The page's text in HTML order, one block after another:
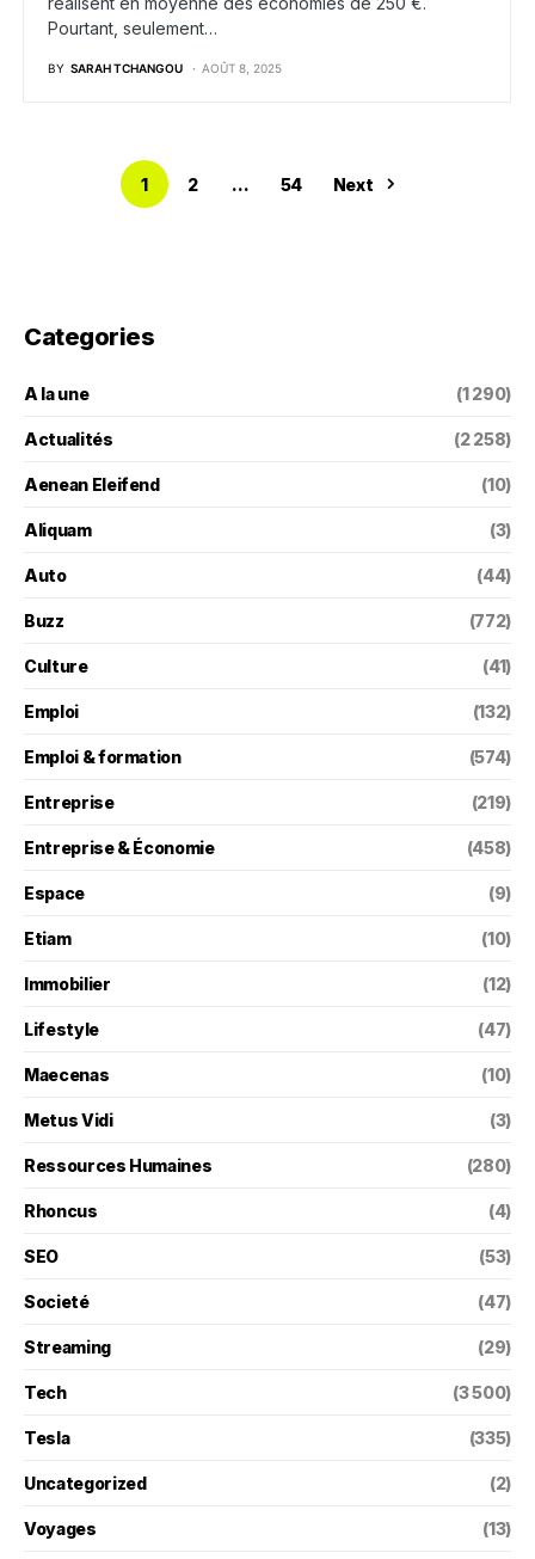
Pourtant, seulement…
BY SARAH TCHANGOU AOÛT 8, 2025
1 2 … 54 Next
Categories
A la une (1 290)
Actualités (2 258)
Aenean Eleifend (10)
Aliquam (3)
Auto (44)
Buzz (772)
Culture (41)
Emploi (132)
Emploi & formation (574)
Entreprise (219)
Entreprise & Économie (458)
Espace (9)
Etiam (10)
Immobilier (12)
Lifestyle (47)
Maecenas (10)
Metus Vidi (3)
Ressources Humaines (280)
Rhoncus (4)
SEO (53)
Societé (47)
Streaming (29)
Tech (3 500)
Tesla (335)
Uncategorized (2)
Voyages (13)